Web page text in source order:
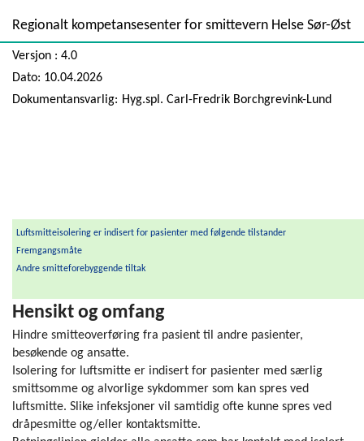
Regionalt kompetansesenter for smittevern Helse Sør-Øst
Versjon : 4.0
Dato: 10.04.2026
Dokumentansvarlig: Hyg.spl. Carl-Fredrik Borchgrevink-Lund
Luftsmitteisolering er indisert for pasienter med følgende tilstander
Fremgangsmåte
Andre smitteforebyggende tiltak
Hensikt og omfang
Hindre smitteoverføring fra pasient til andre pasienter,
besøkende og ansatte.
Isolering for luftsmitte er indisert for pasienter med særlig
smittsomme og alvorlige sykdommer som kan spres ved
luftsmitte. Slike infeksjoner vil samtidig ofte kunne spres ved
dråpesmitte og/eller kontaktsmitte.